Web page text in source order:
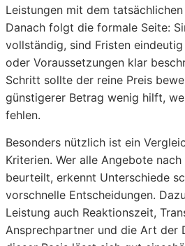
Leistungen mit dem
Danach folgt die formale Seite:
vollständig, sind Fristen
oder Voraussetzungen klar
Schritt sollte der reine Preis
günstigerer Betrag wenig hilft,
fehlen.
Besonders nützlich ist ein
Kriterien. Wer alle Angebote
beurteilt, erkennt Unterschiede
vorschnelle Entscheidungen.
Leistung auch Reaktionszeit,
Ansprechpartner und die Art der